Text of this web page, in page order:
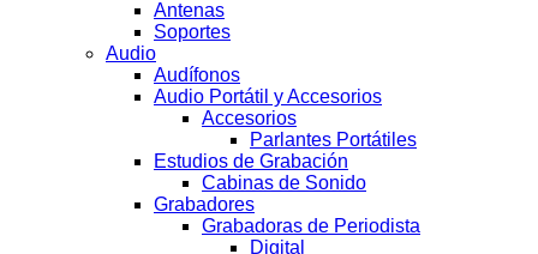
Antenas
Soportes
Audio
Audífonos
Audio Portátil y Accesorios
Accesorios
Parlantes Portátiles
Estudios de Grabación
Cabinas de Sonido
Grabadores
Grabadoras de Periodista
Digital